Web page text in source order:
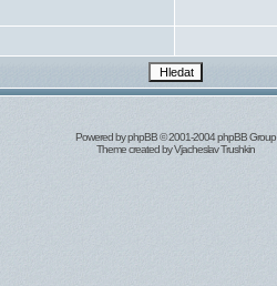
Powered byphpBB© 2001-2004 phpBB Group
Theme created byVjacheslav Trushkin